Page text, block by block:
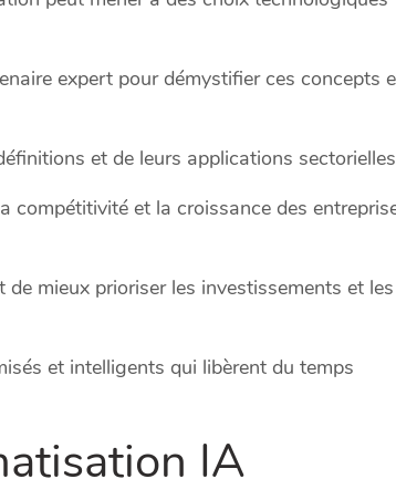
expert pour démystifier ces concepts
et de leurs applications
compétitivité et la croissance des
mieux prioriser les investissements et les
et intelligents qui libèrent du temps
IA